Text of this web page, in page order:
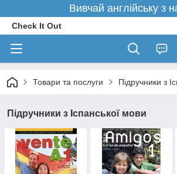
Вивчай англійську з
Check It Out
Товари та послуги Підручники з
Підручники з Іспанської мови